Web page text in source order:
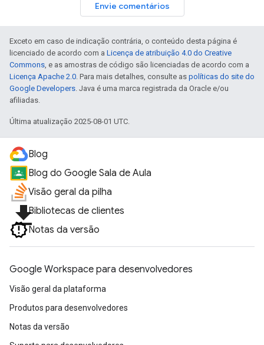
Envie comentários
Exceto em caso de indicação contrária, o conteúdo desta página é
licenciado de acordo com a Licença de atribuição 4.0 do Creative
Commons, e as amostras de código são licenciadas de acordo com a
Licença Apache 2.0. Para mais detalhes, consulte as políticas do site do
Google Developers. Java é uma marca registrada da Oracle e/ou
afiliadas.
Última atualização 2025-08-01 UTC.
Blog
Blog do Google Sala de Aula
Visão geral da pilha
file_downloadBibliotecas de clientes
Notas da versão
Google Workspace para desenvolvedores
Visão geral da plataforma
Produtos para desenvolvedores
Notas da versão